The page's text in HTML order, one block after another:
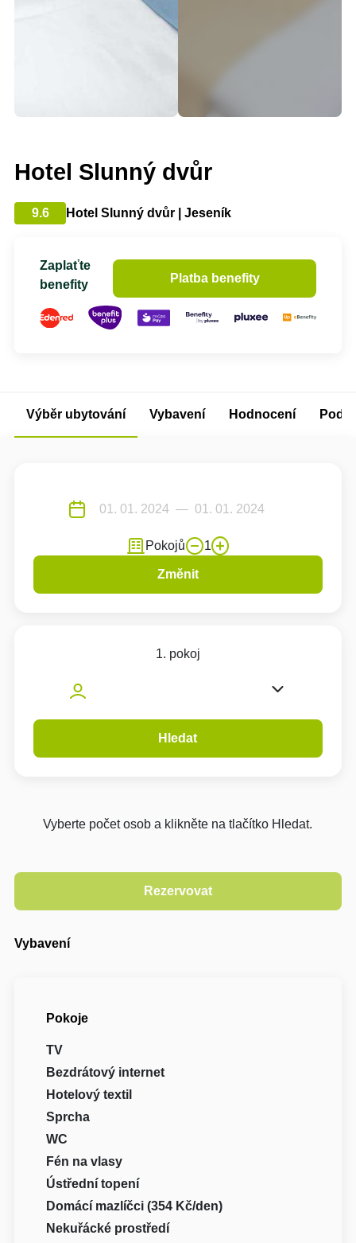
Hotel Slunný dvůr
9.6 Hotel Slunný dvůr | Jeseník
Zaplaťte
benefity
Platba benefity
Výběr ubytování Vybavení Hodnocení
Pokojů 1
Změnit
1. pokoj
Hledat
Vyberte počet osob a klikněte na tlačítko Hledat.
Vybavení
Pokoje
TV
Bezdrátový internet
Hotelový textil
Sprcha
WC
Fén na vlasy
Ústřední topení
Domácí mazlíčci (354 Kč/den)
Nekuřácké prostředí